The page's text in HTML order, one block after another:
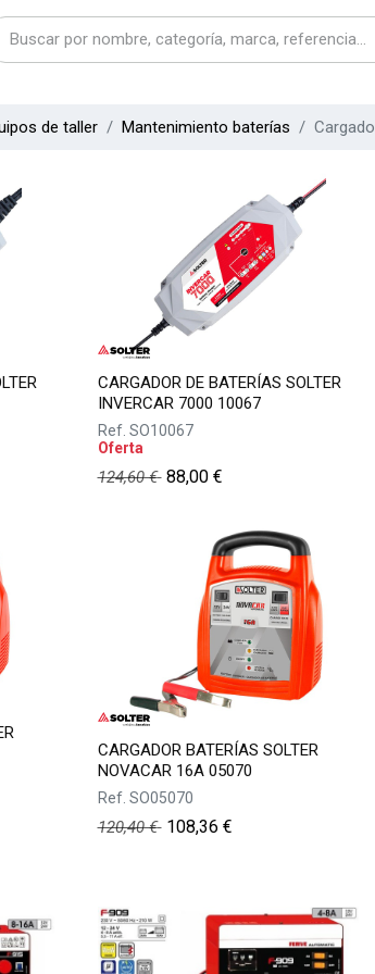
de taller Mantenimiento baterías
CARGADOR DE BATERÍAS SOLTER
INVERCAR 7000 10067
Ref. SO10067
Oferta
124,60€ 88,00€
CARGADOR BATERÍAS SOLTER
NOVACAR 16A 05070
Ref. SO05070
120,40€ 108,36 €